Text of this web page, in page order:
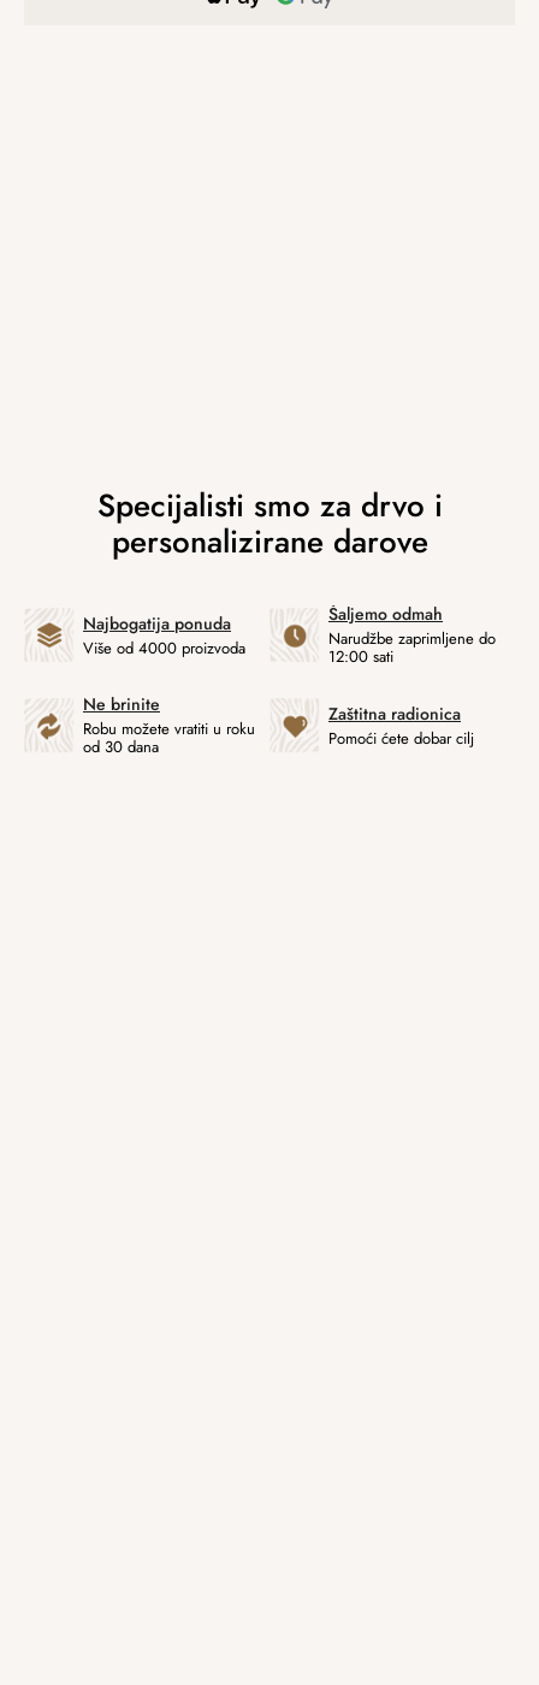
Najbogatija ponuda
Više od 4000 proizvoda
Šaljemo odmah
Narudžbe zaprimljene do
12:00 sati
Ne brinite
Robu možete vratiti u roku
od 30 dana
Zaštitna radionica
Pomoći ćete dobar cilj